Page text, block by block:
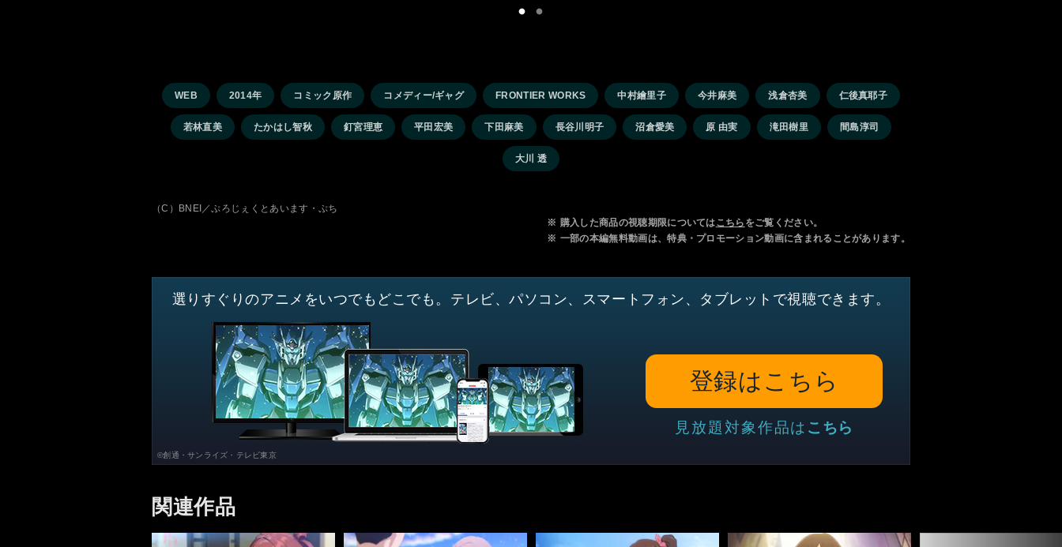
WEB 2014年 コミック原作 コメディー/ギャグ FRONTIER WORKS 中村繪里子 今井麻美 浅倉杏美 仁後真耶子
若林直美 たかはし智秋 釘宮理恵 平田宏美 下田麻美 長谷川明子 沼倉愛美 原 由実 滝田樹里 間島淳司
大川 透
（C）BNEI／ぷろじぇくとあいます・ぷち
※ 購入した商品の視聴期限についてはこちら をご覧ください。
※ 一部の本編無料動画は、特典・プロモーション動画に含まれることがあります。
選りすぐりのアニメをいつでもどこでも。テレビ、パソコン、スマートフォン、タブレットで視聴できます。
登録はこちら
見放題対象作品は こちら
©創通・サンライズ・テレビ東京
関連作品